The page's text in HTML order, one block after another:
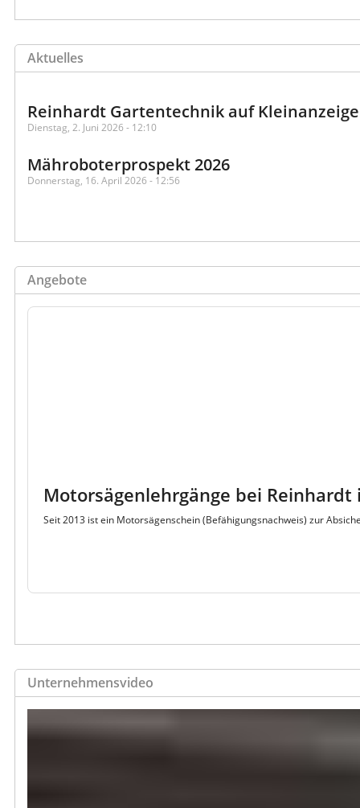
Aktuelles
Reinhardt Gartentechnik auf
Dienstag, 2. Juni 2026 - 12:10
Mähroboterprospekt 2026
Donnerstag, 16. April 2026 - 12:56
Angebote
Motorsägenlehrgänge bei Reinhardt
Seit 2013 ist ein Motorsägenschein (Befähigungsnachweis) zur
Unternehmensvideo